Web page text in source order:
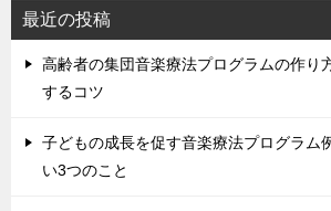
最近の投稿
高齢者の集団音楽療法プログラムの作り
するコツ
子どもの成長を促す音楽療法プログラム
い3つのこと